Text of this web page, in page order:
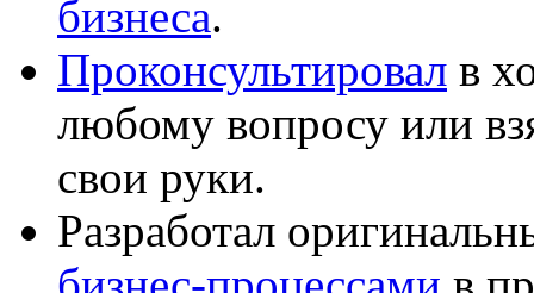
бизнеса.
Проконсультировал в
любому вопросу или
свои руки.
Разработал